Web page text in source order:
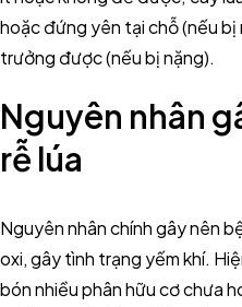
hoặc đứng yên tại chỗ (nếu
trưởng được (nếu bị nặng).
Nguyên nhân
rễ lúa
Nguyên nhân chính gây nên
oxi, gây tình trạng yếm khí.
bón nhiều phân hữu cơ chưa